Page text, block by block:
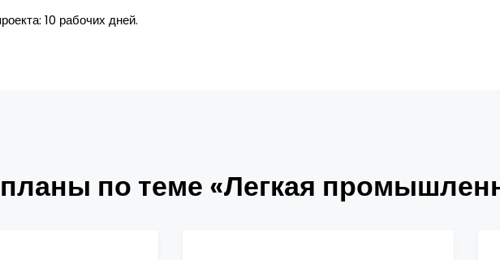
10 рабочих дней.
по теме «Легкая